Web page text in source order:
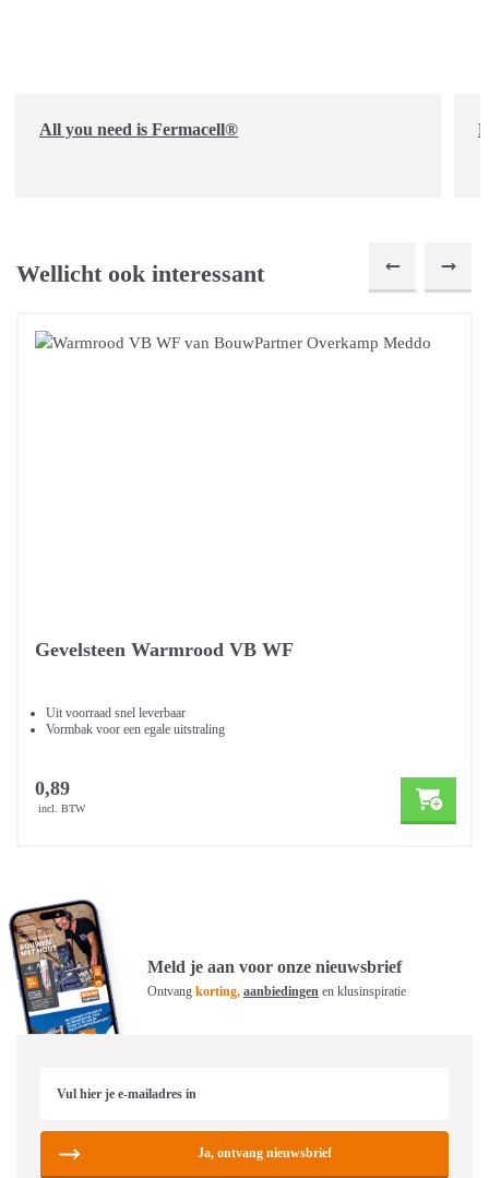
All you need is Fermacell®
Wellicht ook interessant
Gevelsteen Warmrood VB WF
Uit voorraad snel leverbaar
Vormbak voor een egale uitstraling
0,89
incl. BTW
Meld je aan voor onze nieuwsbrief
Ontvang korting, aanbiedingen en klusinspiratie
Ja, ontvang nieuwsbrief